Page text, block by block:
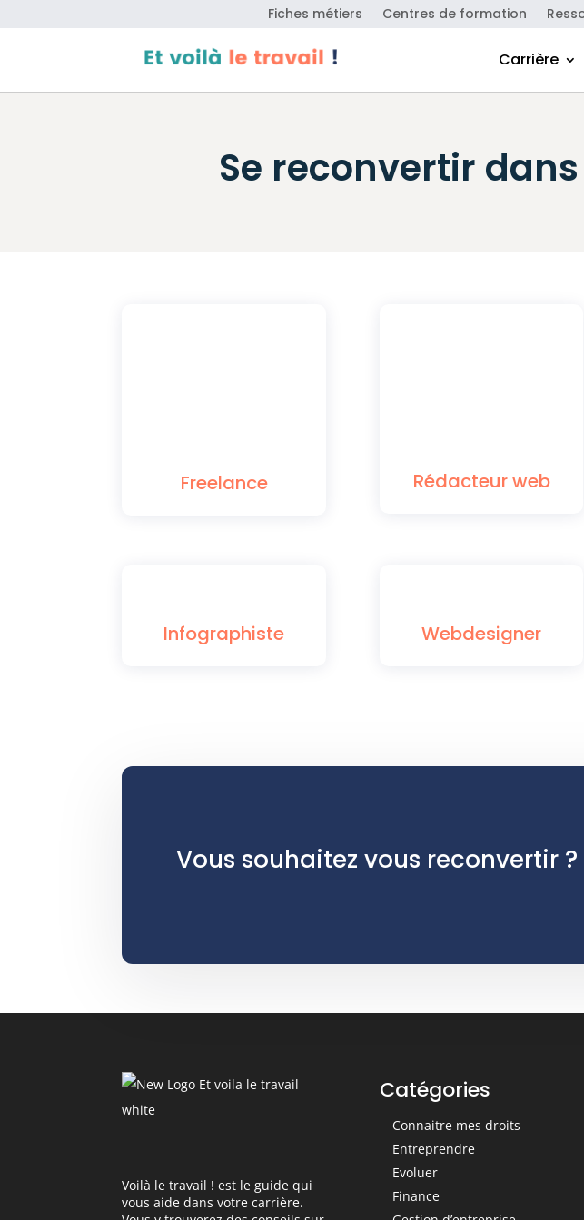
Fiches métiers Centres de formation
Carrière
Se reconvertir
Freelance Rédacteur web
Infographiste Webdesigner
Vous souhaitez vous reconvertir ?
Voilà le travail ! est le guide qui
vous aide dans votre carrière.
Catégories
Connaitre mes droits
Entreprendre
Evoluer
Finance